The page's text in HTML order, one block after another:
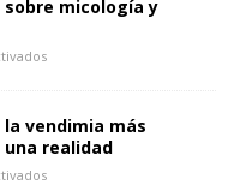
micología y
la vendimia más
realidad